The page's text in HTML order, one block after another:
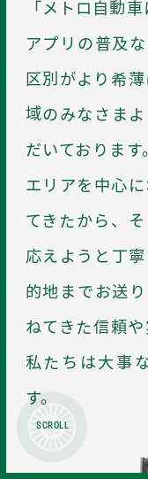
SCROLL
「GO」で
地域に選ば
スタイルは
「メトロ自動
アプリの普及
区別がより希
域のみなさま
だいておりま
エリアを中心
てきたから、
応えようと丁
的地までお送
ねてきた信頼
私たちは大事
す。